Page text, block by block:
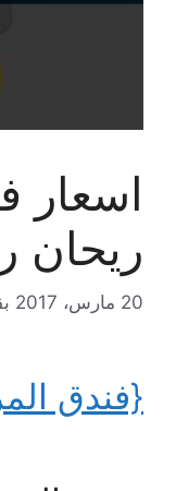
اسعار
ريحان
20 مارس، 2017
{فندق